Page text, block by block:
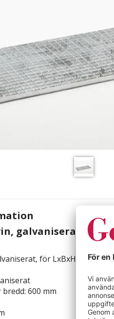
galvaniserat, för
för LxBxH 1200 x
600 mm